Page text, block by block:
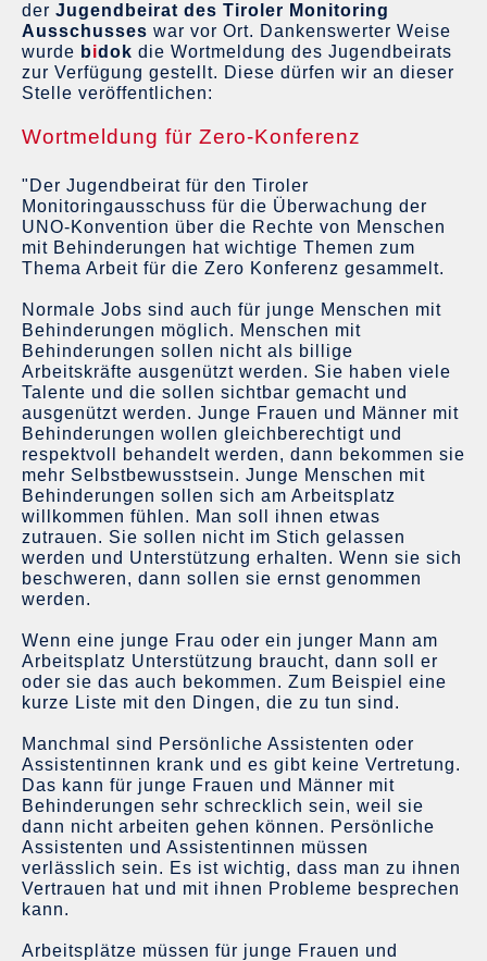
der Jugendbeirat des Tiroler Monitoring
Ausschusses war vor Ort. Dankenswerter Weise
wurde bidok die Wortmeldung des Jugendbeirats
zur Verfügung gestellt. Diese dürfen wir an dieser
Stelle veröffentlichen:
Wortmeldung für Zero-Konferenz
"Der Jugendbeirat für den Tiroler
Monitoringausschuss für die Überwachung der
UNO-Konvention über die Rechte von Menschen
mit Behinderungen hat wichtige Themen zum
Thema Arbeit für die Zero Konferenz gesammelt.
Normale Jobs sind auch für junge Menschen mit
Behinderungen möglich. Menschen mit
Behinderungen sollen nicht als billige
Arbeitskräfte ausgenützt werden. Sie haben viele
Talente und die sollen sichtbar gemacht und
ausgenützt werden. Junge Frauen und Männer mit
Behinderungen wollen gleichberechtigt und
respektvoll behandelt werden, dann bekommen sie
mehr Selbstbewusstsein. Junge Menschen mit
Behinderungen sollen sich am Arbeitsplatz
willkommen fühlen. Man soll ihnen etwas
zutrauen. Sie sollen nicht im Stich gelassen
werden und Unterstützung erhalten. Wenn sie sich
beschweren, dann sollen sie ernst genommen
werden.
Wenn eine junge Frau oder ein junger Mann am
Arbeitsplatz Unterstützung braucht, dann soll er
oder sie das auch bekommen. Zum Beispiel eine
kurze Liste mit den Dingen, die zu tun sind.
Manchmal sind Persönliche Assistenten oder
Assistentinnen krank und es gibt keine Vertretung.
Das kann für junge Frauen und Männer mit
Behinderungen sehr schrecklich sein, weil sie
dann nicht arbeiten gehen können. Persönliche
Assistenten und Assistentinnen müssen
verlässlich sein. Es ist wichtig, dass man zu ihnen
Vertrauen hat und mit ihnen Probleme besprechen
kann.
Arbeitsplätze müssen für junge Frauen und